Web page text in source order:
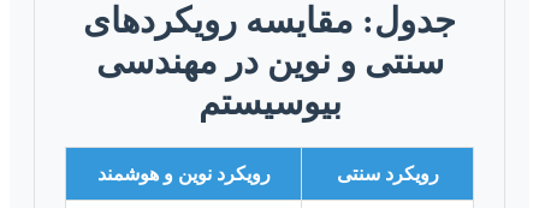
جدول: مقایسه رویکردهای
سنتی و نوین در مهندسی
بیوسیستم
رویکرد سنتی رویکرد نوین و هوشمند